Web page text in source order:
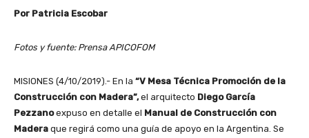
Por Patricia Escobar
Fotos y fuente: Prensa APICOFOM
MISIONES (4/10/2019).- En la “V Mesa Técnica Promoción de la
Construcción con Madera”,el arquitecto Diego García
Pezzanoexpuso en detalle el Manual de Construcción con
Madera que regirá como una guía de apoyo en la Argentina. Se